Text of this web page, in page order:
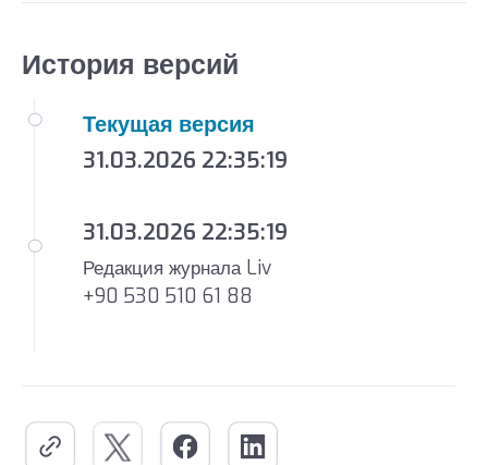
История версий
Текущая версия
31.03.2026 22:35:19
31.03.2026 22:35:19
Редакция журнала Liv
+90 530 510 61 88